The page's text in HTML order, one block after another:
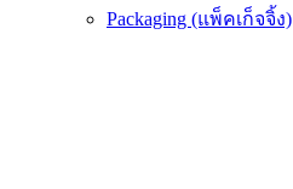
Packaging (แพ็คเก็จจิ้ง)